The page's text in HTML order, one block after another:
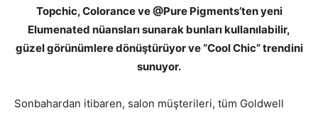
Topchic, Colorance ve @Pure Pigments’ten yeni
Elumenated nüansları sunarak bunları kullanılabilir,
güzel görünümlere dönüştürüyor ve “Cool Chic” trendini
sunuyor.
Sonbahardan itibaren, salon müşterileri, tüm Goldwell